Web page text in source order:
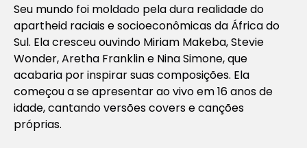
Seu mundo foi moldado pela dura realidade do
apartheid raciais e socioeconômicas da África do
Sul. Ela cresceu ouvindo Miriam Makeba, Stevie
Wonder, Aretha Franklin e Nina Simone, que
acabaria por inspirar suas composições. Ela
começou a se apresentar ao vivo em 16 anos de
idade, cantando versões covers e canções
próprias.